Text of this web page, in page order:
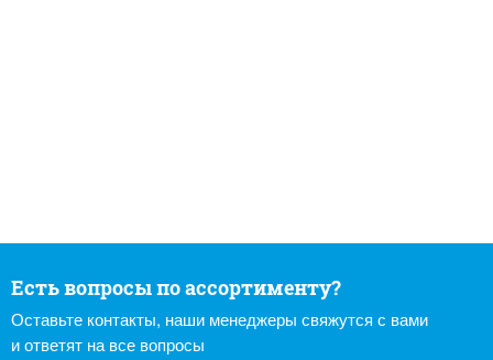
Есть вопросы по ассортименту?
Оставьте контакты, наши менеджеры свяжутся с вами
и ответят на все вопросы